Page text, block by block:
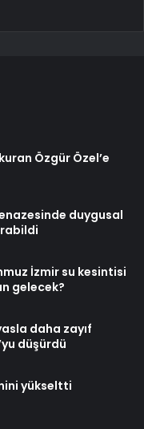
Özgür Özel’e
duygusal
İzmir su kesintisi
gelecek?
daha zayıf
düşürdü
yükseltti